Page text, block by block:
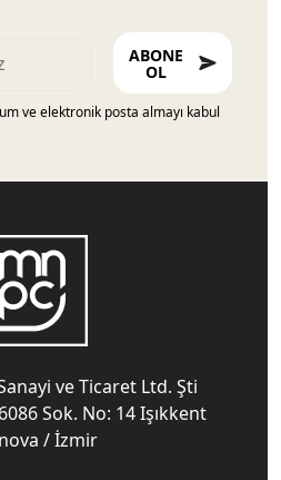
ABONE
OL
ve elektronik posta almayı kabul
ve Ticaret Ltd. Şti
Sok. No: 14 Işıkkent
/ İzmir